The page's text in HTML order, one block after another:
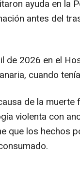
ayuda en la
antes del
de 2026 en el
cuando
de la muerte
violenta con
que los hechos